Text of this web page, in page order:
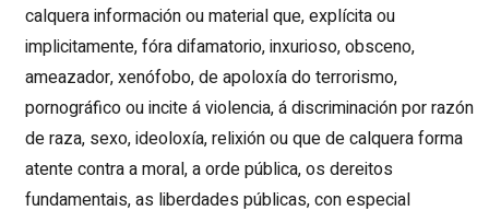
calquera información ou material que, explícita ou
implicitamente, fóra difamatorio, inxurioso, obsceno,
ameazador, xenófobo, de apoloxía do terrorismo,
pornográfico ou incite á violencia, á discriminación por razón
de raza, sexo, ideoloxía, relixión ou que de calquera forma
atente contra a moral, a orde pública, os dereitos
fundamentais, as liberdades públicas, con especial